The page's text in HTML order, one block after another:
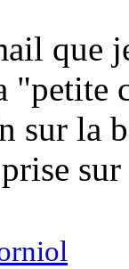
que
sur la